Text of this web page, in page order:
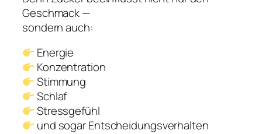
Geschmack —
sondern auch:
Energie
Konzentration
Stimmung
Schlaf
Stressgefühl
und sogar Entscheidungsverhalten